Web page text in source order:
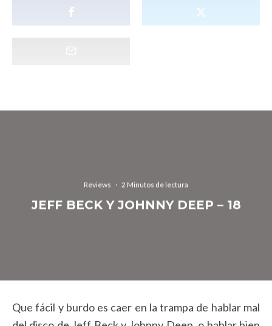
Reviews · 2 Minutos de lectura
JEFF BECK Y JOHNNY DEEP – 18
Que fácil y burdo es caer en la trampa de hablar mal